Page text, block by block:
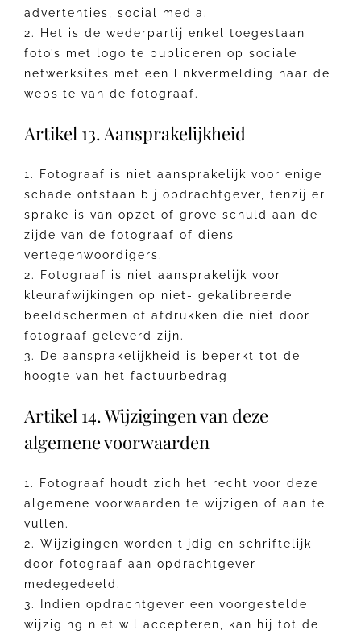
advertenties, social media.
2. Het is de wederpartij enkel toegestaan
foto’s met logo te publiceren op sociale
netwerksites met een linkvermelding naar de
website van de fotograaf.
Artikel 13. Aansprakelijkheid
1. Fotograaf is niet aansprakelijk voor enige
schade ontstaan bij opdrachtgever, tenzij er
sprake is van opzet of grove schuld aan de
zijde van de fotograaf of diens
vertegenwoordigers.
2. Fotograaf is niet aansprakelijk voor
kleurafwijkingen op niet- gekalibreerde
beeldschermen of afdrukken die niet door
fotograaf geleverd zijn.
3. De aansprakelijkheid is beperkt tot de
hoogte van het factuurbedrag
Artikel 14. Wijzigingen van deze
algemene voorwaarden
1. Fotograaf houdt zich het recht voor deze
algemene voorwaarden te wijzigen of aan te
vullen.
2. Wijzigingen worden tijdig en schriftelijk
door fotograaf aan opdrachtgever
medegedeeld.
3. Indien opdrachtgever een voorgestelde
wijziging niet wil accepteren, kan hij tot de